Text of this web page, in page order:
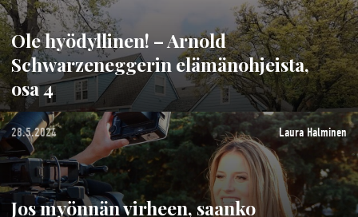
Ole hyödyllinen! – Arnold
Schwarzeneggerin elämänohjeista,
osa 4
28.5.2024 Laura Halminen
Jos myönnän virheen, saanko